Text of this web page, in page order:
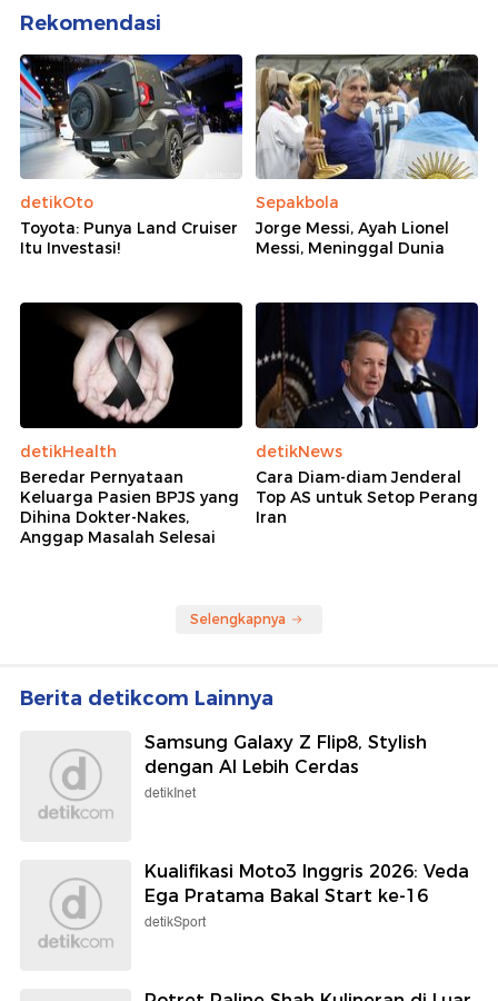
Rekomendasi
detikOto
Toyota: Punya Land Cruiser
Itu Investasi!
Sepakbola
Jorge Messi, Ayah Lionel
Messi, Meninggal Dunia
detikHealth
Beredar Pernyataan
Keluarga Pasien BPJS yang
Dihina Dokter-Nakes,
Anggap Masalah Selesai
detikNews
Cara Diam-diam Jenderal
Top AS untuk Setop Perang
Iran
Selengkapnya
Berita detikcom Lainnya
Samsung Galaxy Z Flip8, Stylish
dengan AI Lebih Cerdas
detikInet
Kualifikasi Moto3 Inggris 2026: Veda
Ega Pratama Bakal Start ke-16
detikSport